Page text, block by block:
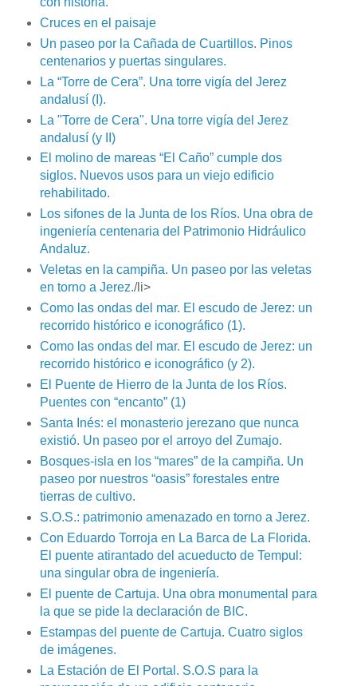
Cruces en el paisaje
Un paseo por la Cañada de Cuartillos. Pinos
centenarios y puertas singulares.
La “Torre de Cera”. Una torre vigía del Jerez
andalusí (I).
La "Torre de Cera". Una torre vigía del Jerez
andalusí (y II)
El molino de mareas “El Caño” cumple dos
siglos. Nuevos usos para un viejo edificio
rehabilitado.
Los sifones de la Junta de los Ríos. Una obra de
ingeniería centenaria del Patrimonio Hidráulico
Andaluz.
Veletas en la campiña. Un paseo por las veletas
en torno a Jerez./li>
Como las ondas del mar. El escudo de Jerez: un
recorrido histórico e iconográfico (1).
Como las ondas del mar. El escudo de Jerez: un
recorrido histórico e iconográfico (y 2).
El Puente de Hierro de la Junta de los Ríos.
Puentes con “encanto” (1)
Santa Inés: el monasterio jerezano que nunca
existió. Un paseo por el arroyo del Zumajo.
Bosques-isla en los “mares” de la campiña. Un
paseo por nuestros “oasis” forestales entre
tierras de cultivo.
S.O.S.: patrimonio amenazado en torno a Jerez.
Con Eduardo Torroja en La Barca de La Florida.
El puente atirantado del acueducto de Tempul:
una singular obra de ingeniería.
El puente de Cartuja. Una obra monumental para
la que se pide la declaración de BIC.
Estampas del puente de Cartuja. Cuatro siglos
de imágenes.
La Estación de El Portal. S.O.S para la